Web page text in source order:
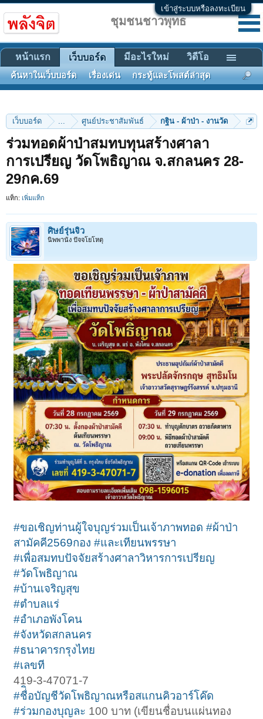
เข้าสู่ระบบหรือลงทะเบียน
เว็บบอร์ด ... ศูนย์ประชาสัมพันธ์ กฐิน - ผ้าป่า - งานวัด
ร่วมทอดผ้าป่าสมทบทุนสร้างศาลา
การเปรียญ วัดโพธิญาณ จ.สกลนคร 28-
29กค.69
แท็ก: เพิ่มแท็ก
ศิษย์รุ่นจิ๋ว
นิพพานัง ปัจจโยโหตุ
#ขอเชิญท่านผู้ใจบุญร่วมเป็นเจ้าภาพทอด #ผ้าป่า
สามัคคี2569กอง #และเทียนพรรษา
#เพื่อสมทบปัจจัยสร้างศาลาวิหารการเปรียญ
#วัดโพธิญาณ
#บ้านเจริญสุข
#ตำบลแร่
#อำเภอพังโคน
#จังหวัดสกลนคร
#ธนาคารกรุงไทย
#เลขที
419-3-47071-7
#ชื่ิอบัญชีวัดโพธิญาณหรือสแกนคิวอาร์โค๊ด
#ร่วมกองบุญละ 100 บาท (เขียนชื่อบนแผ่นทอง
ชุมชนชาวพุทธ
หน้าแรก เว็บบอร์ด
ค้นหาในเว็บบอร์ด เรื่องเด่น กระทู้และโพสต์ล่าสุด
มีอะไรใหม่ วิดีโอ